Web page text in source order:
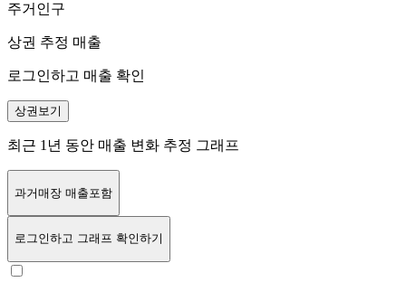
주거인구
상권 추정 매출
로그인하고 매출 확인
상권보기
최근 1년 동안 매출 변화 추정 그래프
과거매장 매출포함
로그인하고 그래프 확인하기